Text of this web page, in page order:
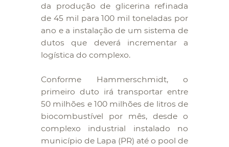
da produção de glicerina refinada
de 45 mil para 100 mil toneladas por
ano e a instalação de um sistema de
dutos que deverá incrementar a
logística do complexo.
Conforme Hammerschmidt, o
primeiro duto irá transportar entre
50 milhões e 100 milhões de litros de
biocombustível por mês, desde o
complexo industrial instalado no
município de Lapa (PR) até o pool de